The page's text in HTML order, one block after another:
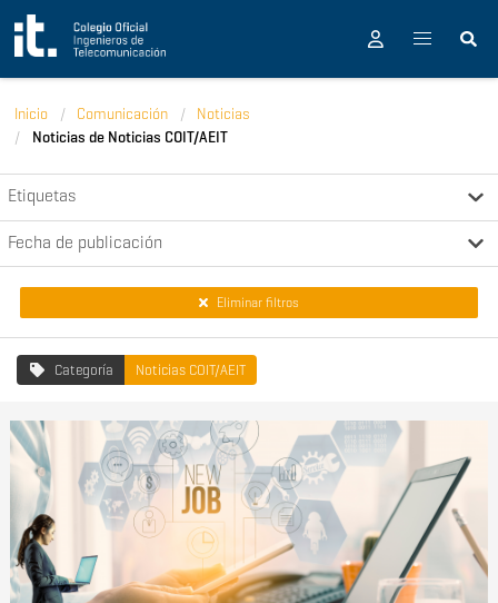
Pasar al contenido principal
Inicio Comunicación
Noticias
Noticias de Noticias COIT/AEIT
Etiquetas
Fecha de publicación
Eliminar filtros
Categoría Noticias COIT/AEIT